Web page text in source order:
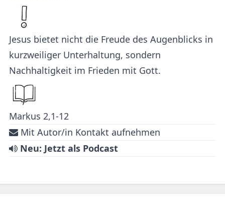
Jesus bietet nicht die Freude des Augenblicks in
kurzweiliger Unterhaltung, sondern
Nachhaltigkeit im Frieden mit Gott.
Markus 2,1-12
Mit Autor/in Kontakt aufnehmen
Neu: Jetzt als Podcast